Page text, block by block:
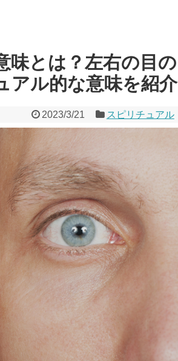
味とは？左右の目の
アル的な意味を紹介
2023/3/21 スピリチュアル